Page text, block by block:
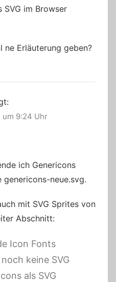
im Browser
ne Erläuterung geben?
um 9:24 Uhr
ich Genericons
genericons-neue.svg.
mit SVG Sprites von
Abschnitt:
Icon Fonts
keine SVG
als SVG